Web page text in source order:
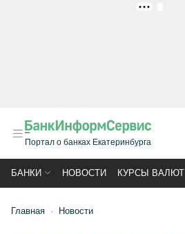
Портал о банках Екатеринбурга
БАНКИ НОВОСТИ КУРСЫ ВАЛЮТ
Главная Новости